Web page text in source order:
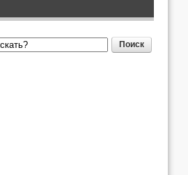
Поиск